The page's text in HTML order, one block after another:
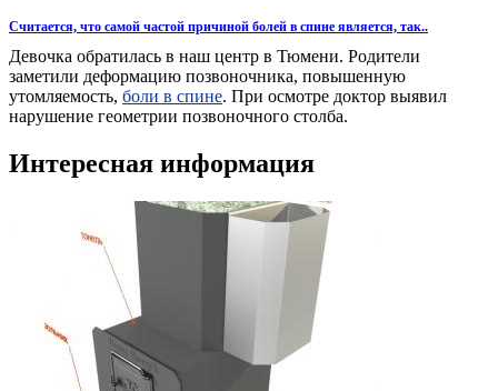
Считается, что самой частой причиной болей в спине является, так..
Девочка обратилась в наш центр в Тюмени. Родители
заметили деформацию позвоночника, повышенную
утомляемость, боли в спине. При осмотре доктор выявил
нарушение геометрии позвоночного столба.
Интересная информация